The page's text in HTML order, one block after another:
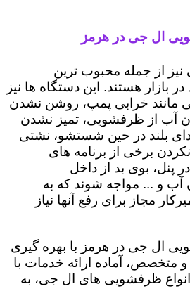
ال جی در هرمز
از جمله محبوب ترین
هستند. این دستگاه ها نیز
مانند خرابی پمپ، روشن نشدن
آب از ظرفشویی، تمیز نشدن
بلند در حین شستشو، نشتی
برخی از برنامه های
پنل، بوی بد از داخل
و ... مواجه شوند که به
مجاز برای رفع آنها نیاز
ال جی در هرمز با بهره گیری
متخصص، آماده ارائه خدمات با
انواع ظرفشویی های ال جی، به